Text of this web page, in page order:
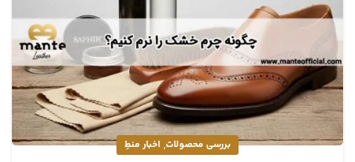
بررسی محصولات, اخبار منطِ